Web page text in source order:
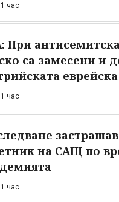
час
При
са замесени и
час
на САЩ по
час